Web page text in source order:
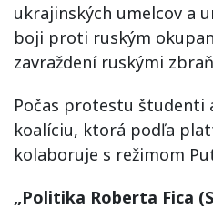
ukrajinských umelcov a
boji proti ruským
zavraždení ruskými
Počas protestu študenti
koalíciu, ktorá podľa
kolaboruje s režimom
„Politika Roberta Fica